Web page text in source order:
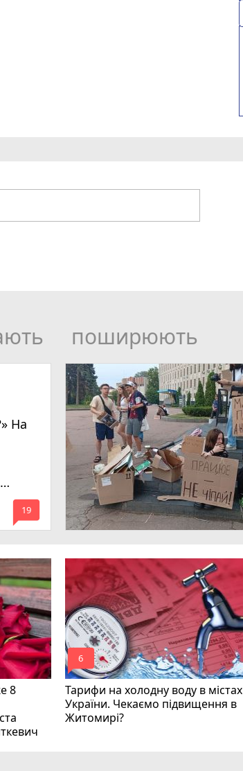
поширюють
На
mode_comment
19
8
Тарифи на холодну воду в містах
України. Чекаємо підвищення в
Житомирі?
mode_comment
6